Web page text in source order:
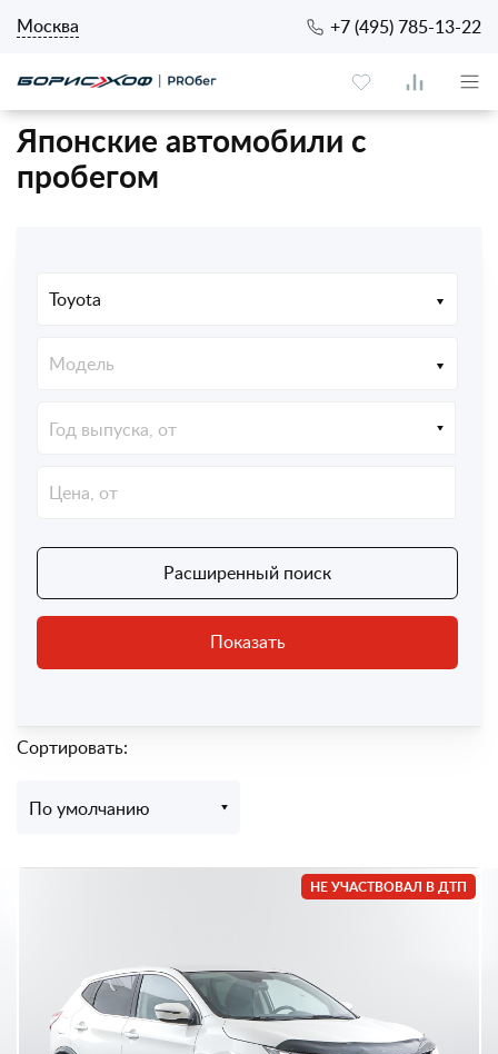
Москва +7 (495) 785-13-22
Японские автомобили с
пробегом
Toyota
Модель
Год выпуска, от
Расширенный поиск
Показать
Сортировать:
По умолчанию
НЕ УЧАСТВОВАЛ В ДТП